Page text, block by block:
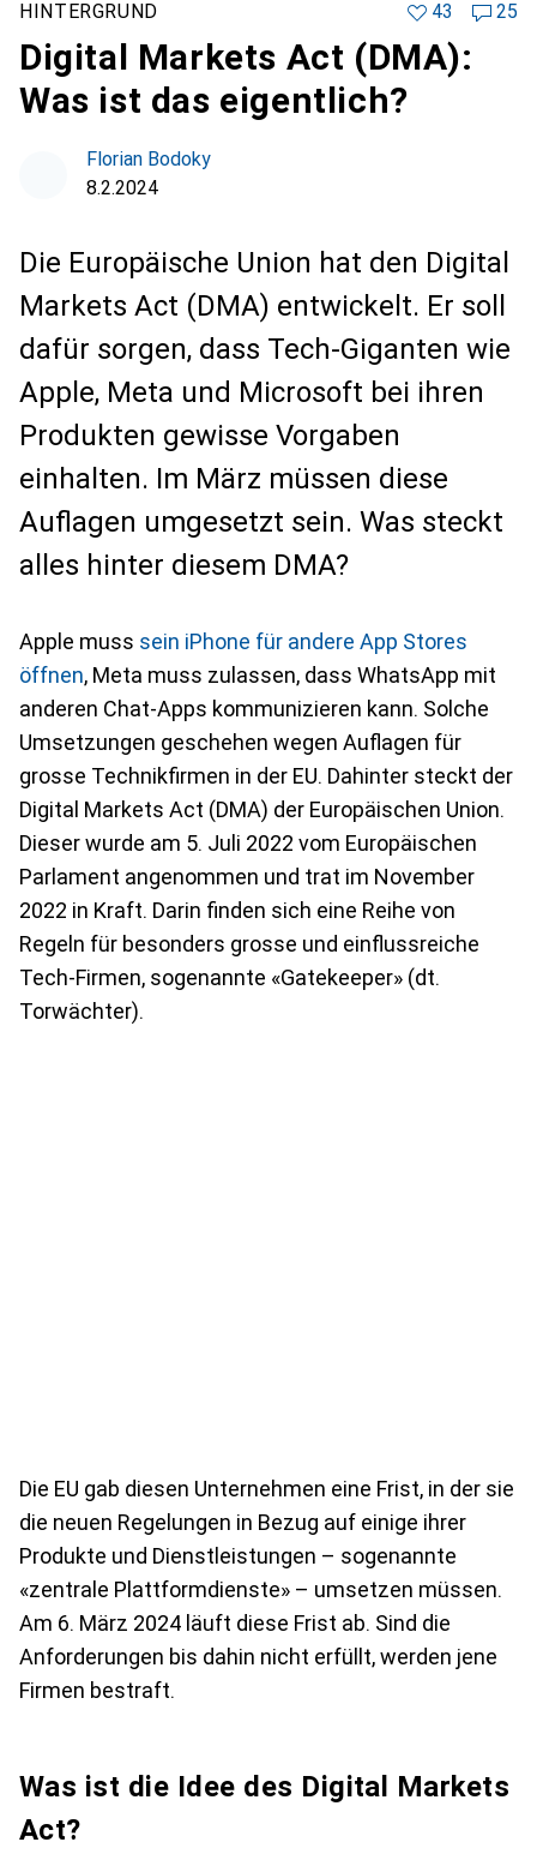
HINTERGRUND 43 25
Digital Markets Act (DMA):
Was ist das eigentlich?
Florian Bodoky
8.2.2024
Die Europäische Union hat den Digital
Markets Act (DMA) entwickelt. Er soll
dafür sorgen, dass Tech-Giganten wie
Apple, Meta und Microsoft bei ihren
Produkten gewisse Vorgaben
einhalten. Im März müssen diese
Auflagen umgesetzt sein. Was steckt
alles hinter diesem DMA?
Apple muss sein iPhone für andere App Stores
öffnen, Meta muss zulassen, dass WhatsApp mit
anderen Chat-Apps kommunizieren kann. Solche
Umsetzungen geschehen wegen Auflagen für
grosse Technikfirmen in der EU. Dahinter steckt der
Digital Markets Act (DMA) der Europäischen Union.
Dieser wurde am 5. Juli 2022 vom Europäischen
Parlament angenommen und trat im November
2022 in Kraft. Darin finden sich eine Reihe von
Regeln für besonders grosse und einflussreiche
Tech-Firmen, sogenannte «Gatekeeper» (dt.
Torwächter).
Die EU gab diesen Unternehmen eine Frist, in der sie
die neuen Regelungen in Bezug auf einige ihrer
Produkte und Dienstleistungen – sogenannte
«zentrale Plattformdienste» – umsetzen müssen.
Am 6. März 2024 läuft diese Frist ab. Sind die
Anforderungen bis dahin nicht erfüllt, werden jene
Firmen bestraft.
Was ist die Idee des Digital Markets
Act?